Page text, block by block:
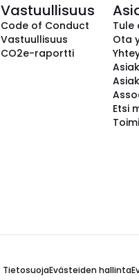
Vastuullisuus
Code of Conduct
Vastuullisuus
CO2e-raportti
Tule
Ota
Etsi
TietosuojaEvästeiden hallinta